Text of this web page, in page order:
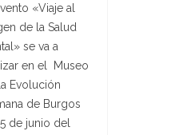
«Viaje al
de la Salud
se va a
en el Museo
Evolución
de Burgos
de junio del